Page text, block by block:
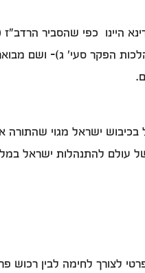
היינו כפי שהסביר
הפקר סעי' ג)- ושם
ישראל מגוי
עולם להתנהלות ישראל
לצורך לחימה לבין